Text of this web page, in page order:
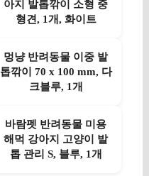
아지 발톱깎이 소형 중
형견, 1개, 화이트
멍냥 반려동물 이중 발
톱깎이 70 x 100 mm, 다
크블루, 1개
바람펫 반려동물 미용
해먹 강아지 고양이 발
톱 관리 S, 블루, 1개